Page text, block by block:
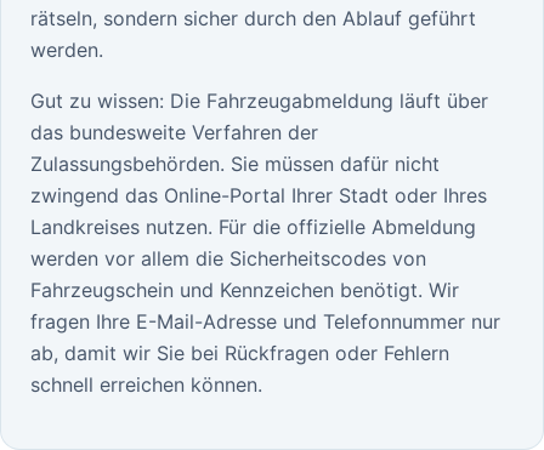
rätseln, sondern sicher durch den Ablauf geführt
werden.
Gut zu wissen: Die Fahrzeugabmeldung läuft über
das bundesweite Verfahren der
Zulassungsbehörden. Sie müssen dafür nicht
zwingend das Online-Portal Ihrer Stadt oder Ihres
Landkreises nutzen. Für die offizielle Abmeldung
werden vor allem die Sicherheitscodes von
Fahrzeugschein und Kennzeichen benötigt. Wir
fragen Ihre E-Mail-Adresse und Telefonnummer nur
ab, damit wir Sie bei Rückfragen oder Fehlern
schnell erreichen können.